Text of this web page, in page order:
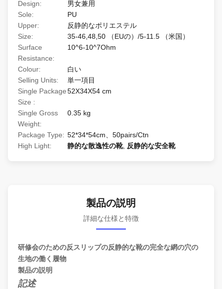
Design:
男女兼用
Sole:
PU
Upper:
反静的なポリエステル
Size:
35-46,48,50 （EUの）/5-11.5 （米国）
Surface
Resistance:
10^6-10^7Ohm
Colour:
白い
Selling Units:
単一項目
Single Package
Size :
52X34X54 cm
Single Gross
Weight:
0.35 kg
Package Type: 52*34*54cm、50pairs/Ctn
High Light:
静的な散逸性の靴, 反静的な安全靴
製品の説明
詳細な仕様と特徴
研修会のための反スリップの反静的な靴の完全な網の穴の
生地の働く履物
製品の説明
記述